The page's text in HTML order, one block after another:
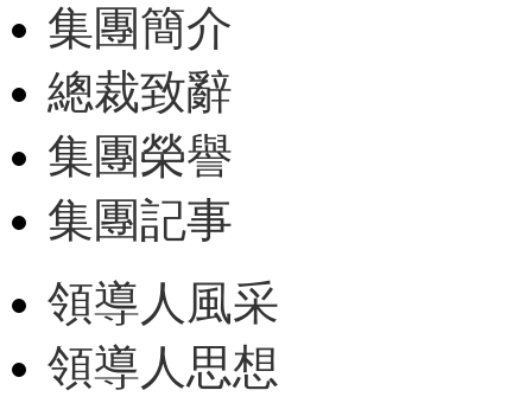
集團簡介
總裁致辭
集團榮譽
集團記事
領導人風采
領導人思想